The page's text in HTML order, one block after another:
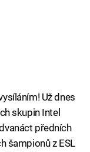
Už dnes
skupin Intel
předních
šampionů z ESL